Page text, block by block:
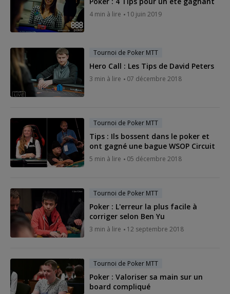
4 min à lire 10 juin 2019
Tournoi de Poker MTT
Hero Call : Les Tips de David Peters
3 min à lire 07 décembre 2018
Tournoi de Poker MTT
Tips : Ils bossent dans le poker et
ont gagné une bague WSOP Circuit
5 min à lire 05 décembre 2018
Tournoi de Poker MTT
Poker : L'erreur la plus facile à
corriger selon Ben Yu
3 min à lire 12 septembre 2018
Tournoi de Poker MTT
Poker : Valoriser sa main sur un
board compliqué